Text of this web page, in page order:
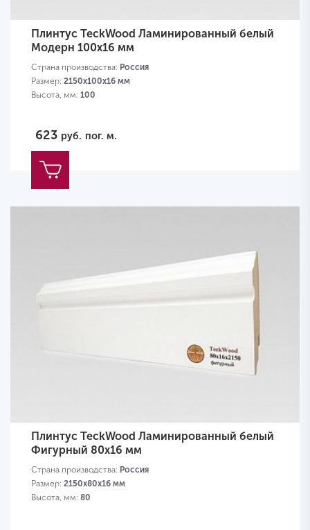
Плинтус TeckWood Ламинированный белый
Модерн 100х16 мм
Страна производства: Россия
Размер: 2150х100х16 мм
Высота, мм: 100
623 руб. пог. м.
Плинтус TeckWood Ламинированный белый
Фигурный 80х16 мм
Страна производства: Россия
Размер: 2150х80х16 мм
Высота, мм: 80